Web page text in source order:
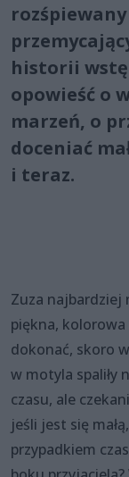
historii
opowieść o
marzeń, o
doceniać
i teraz.
Zuza najbardziej
piękna,
dokonać, skoro
w motyla spaliły
czasu, ale
jeśli jest się
przypadkiem